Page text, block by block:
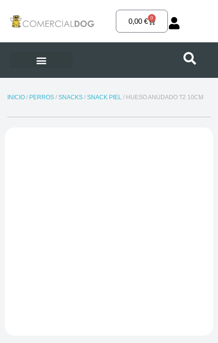
contenido
0,00€ 0
Carrito
INICIO/ PERROS/ SNACKS/ SNACK PIEL/ HUESO ANUDADO T2 10CM